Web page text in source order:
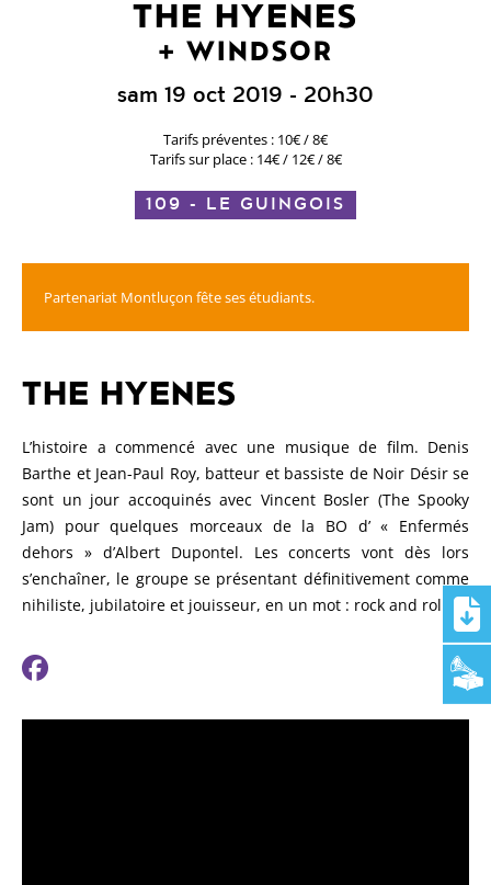
THE HYENES
WINDSOR
sam 19 oct 2019 - 20h30
Tarifs préventes : 10€ / 8€
Tarifs sur place : 14€ / 12€ / 8€
109 - LE GUINGOIS
Partenariat Montluçon fête ses étudiants.
THE HYENES
L’histoire a commencé avec une musique de film. Denis
Barthe et Jean-Paul Roy, batteur et bassiste de Noir Désir se
sont un jour accoquinés avec Vincent Bosler (The Spooky
Jam) pour quelques morceaux de la BO d’ « Enfermés
dehors » d’Albert Dupontel. Les concerts vont dès lors
s’enchaîner, le groupe se présentant définitivement comme
nihiliste, jubilatoire et jouisseur, en un mot : rock and roll